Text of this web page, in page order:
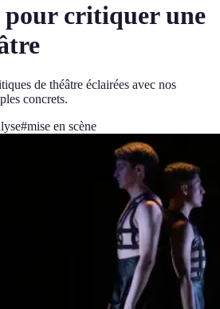
pour critiquer une
de théâtre éclairées avec nos
concrets.
#mise en scène